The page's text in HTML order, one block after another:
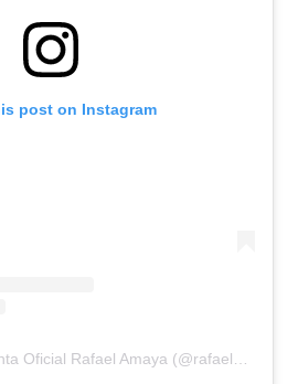
post on Instagram
A post shared by Cuenta Oficial Rafael Amaya (@rafaelamayanunez)